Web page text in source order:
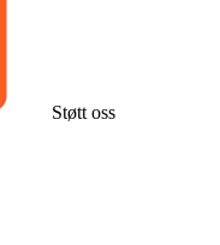
Støtt oss